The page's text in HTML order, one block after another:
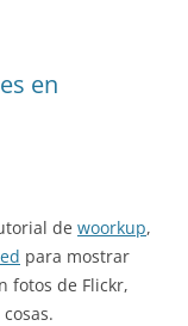
en
de woorkup,
para mostrar
fotos de Flickr,